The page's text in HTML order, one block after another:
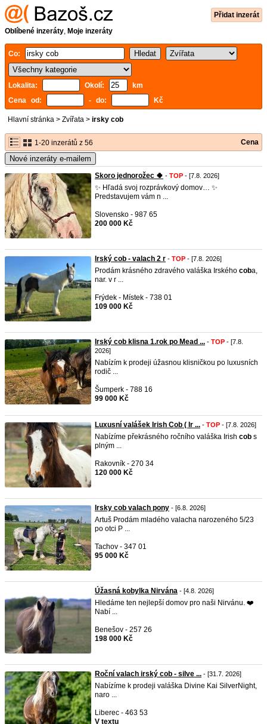
Přidat inzerát
Oblíbené inzeráty, Moje inzeráty
Co:
Lokalita: Okolí:
km
Cena od:
- do: Kč
Hlavní stránka > Zvířata > irsky cob
1-20 inzerátů z 56 Cena
Nové inzeráty e-mailem
Skoro jednorožec 🍀 - TOP - [7.8. 2026]
✨ Hľadá svoj rozprávkový domov… ✨
Predstavujem vám n ...
Slovensko - 987 65
200 000 Kč
Irský cob - valach 2 r - TOP - [7.8. 2026]
Prodám krásného zdravého valáška Irského coba,
nar. v r ...
Frýdek - Místek - 738 01
109 000 Kč
Irský cob klisna 1.rok po Mead ... - TOP - [7.8.
2026]
Nabízím k prodeji úžasnou klisničkou po luxusních
rodič ...
Šumperk - 788 16
99 000 Kč
Luxusní valášek Irish Cob ( Ir ... - TOP - [7.8. 2026]
Nabízíme překrásného ročního valáška Irish cob s
plným ...
Rakovník - 270 34
120 000 Kč
Irsky cob valach pony - [6.8. 2026]
Artuš Prodám mladého valacha narozeného 5/23
po otci P ...
Tachov - 347 01
95 000 Kč
Úžasná kobylka Nirvána - [4.8. 2026]
Hledáme ten nejlepší domov pro naši Nirvánu. ❤️
Nabí ...
Benešov - 257 26
198 000 Kč
Roční valach irský cob - silve ... - [31.7. 2026]
Nabízíme k prodeji valáška Divine Kai SilverNight,
naro ...
Liberec - 463 53
V textu